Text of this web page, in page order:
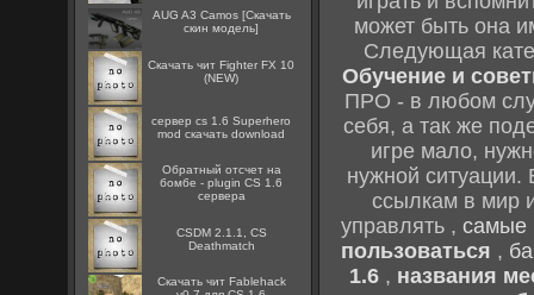
AUG A3 Camos [Скачать
скин модель]
Скачать чит Fighter FX 10
(NEW)
сервер cs 1.6 Superhero
mod скачать download
Обратный отсчет на
бомбе - plugin CS 1.6
сервера
CSDM 2.1.1, CS
Deathmatch
Скачать чит Fablehack
может быть она
Следующая
Обучение и
ПРО - в любом
себя, а так же
игре мало,
нужной ситуации.
ссылкам в мир
управлять , самые
пользоваться ,
1.6, названия